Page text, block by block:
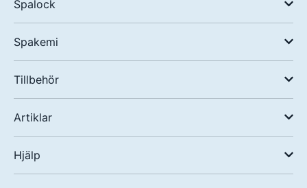
Spalock
Spakemi
Tillbehör
Artiklar
Hjälp